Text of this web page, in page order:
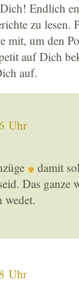
Endlich
zu
mit, um den
auf Dich
auf.
Uhr
damit
Das
wedet.
Uhr